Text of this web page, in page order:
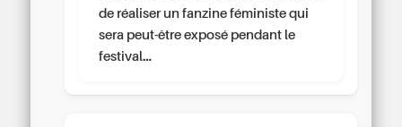
de réaliser un fanzine féministe qui
sera peut-être exposé pendant le
festival…